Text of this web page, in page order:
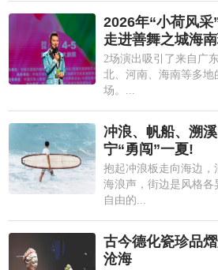
2026年“小荷风
走进善舞之城海
2场演出吸引了来自广
北、河南、海南等多地
场。...
冲浪、帆船、溯
宁“勇闯”一夏!
抱起冲浪板走向海边
海浪声，街边是风格
自由的...
古今德化瓷珍品
沧海